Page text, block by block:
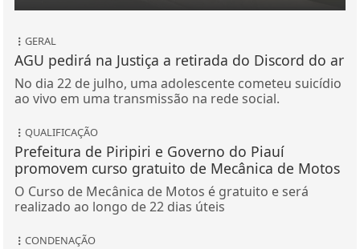
GERAL
AGU pedirá na Justiça a retirada do Discord do ar
No dia 22 de julho, uma adolescente cometeu suicídio
ao vivo em uma transmissão na rede social.
QUALIFICAÇÃO
Prefeitura de Piripiri e Governo do Piauí
promovem curso gratuito de Mecânica de Motos
O Curso de Mecânica de Motos é gratuito e será
realizado ao longo de 22 dias úteis
CONDENAÇÃO